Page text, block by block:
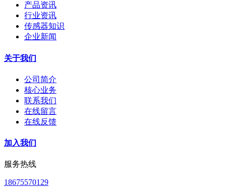
产品资讯
行业资讯
传感器知识
企业新闻
关于我们
公司简介
核心业务
联系我们
在线留言
在线反馈
加入我们
服务热线
18675570129